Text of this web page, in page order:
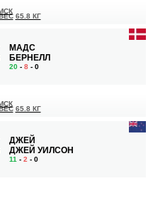
65.8 КГ
МАДС
БЕРНЕЛЛ
20 - 8 - 0
65.8 КГ
ДЖЕЙ
ДЖЕЙ УИЛСОН
11 - 2 - 0